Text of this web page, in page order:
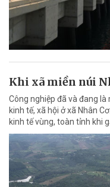
Khi xã miền núi
Công nghiệp đã và đang
kinh tế, xã hội ở xã Nhân
kinh tế vùng, toàn tỉnh khi